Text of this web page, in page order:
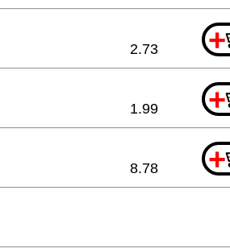
+
2.73
+
1.99
+
8.78